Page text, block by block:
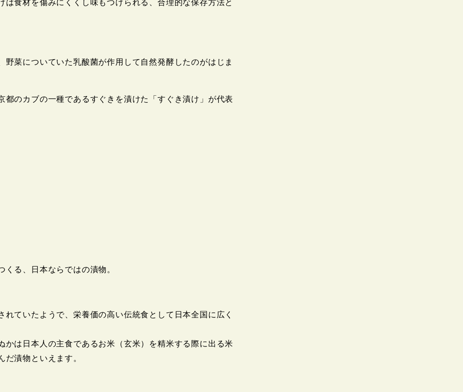
食材を傷みにくくし味もつけられる、合理的な保存方法と
菜についていた乳酸菌が作用して自然発酵したのがはじま
都のカブの一種であるすぐきを漬けた「すぐき漬け」が代表
る、日本ならではの漬物。
れていたようで、栄養価の高い伝統食として日本全国に広く
かは日本人の主食であるお米（玄米）を精米する際に出る米
漬物といえます。